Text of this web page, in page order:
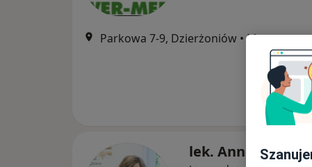
Parkowa 7-9, Dzierżoniów • Mapa
lek. Anna Kaptur